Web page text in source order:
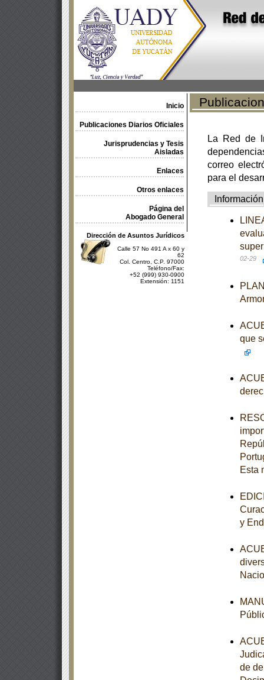
Inicio
Publicaciones Diarios Oficiales
Jurisprudencias y Tesis
Aisladas
Enlaces
Otros enlaces
Página del
Abogado General
Dirección de Asuntos Jurídicos
Calle 57 No 491 A x 60 y
62
Col. Centro, C.P. 97000
Teléfono/Fax:
+52 (999) 930-0900
Extensión: 1151
La Red de
correo
para el
Información
02-29
que
Esta
y
de